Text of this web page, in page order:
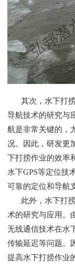
其次，水下打
导航技术的研究与
航是非常关键的，
况。因此，研发更
下打捞作业的效率
水下GPS等定位技
可靠的定位和导航
此外，水下打
术的研究与应用。
无线通信技术在水
传输延迟等问题。
提高水下打捞作业